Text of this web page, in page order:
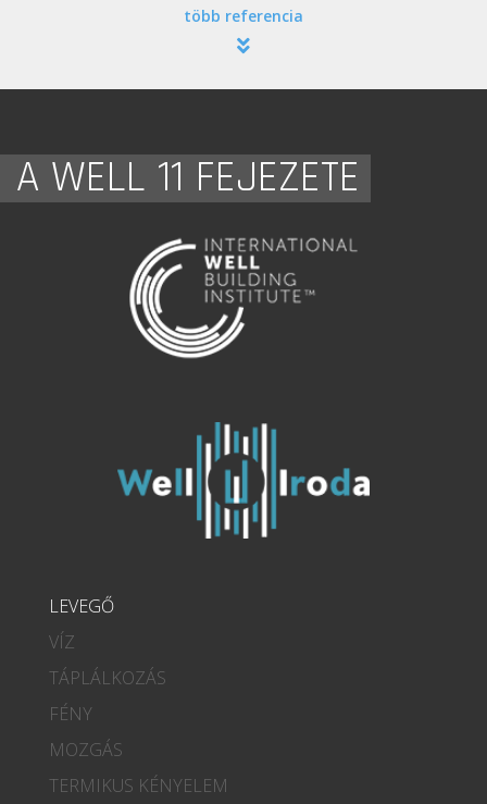
több referencia
A WELL 11 FEJEZETE
LEVEGŐ
VÍZ
TÁPLÁLKOZÁS
FÉNY
MOZGÁS
TERMIKUS KÉNYELEM